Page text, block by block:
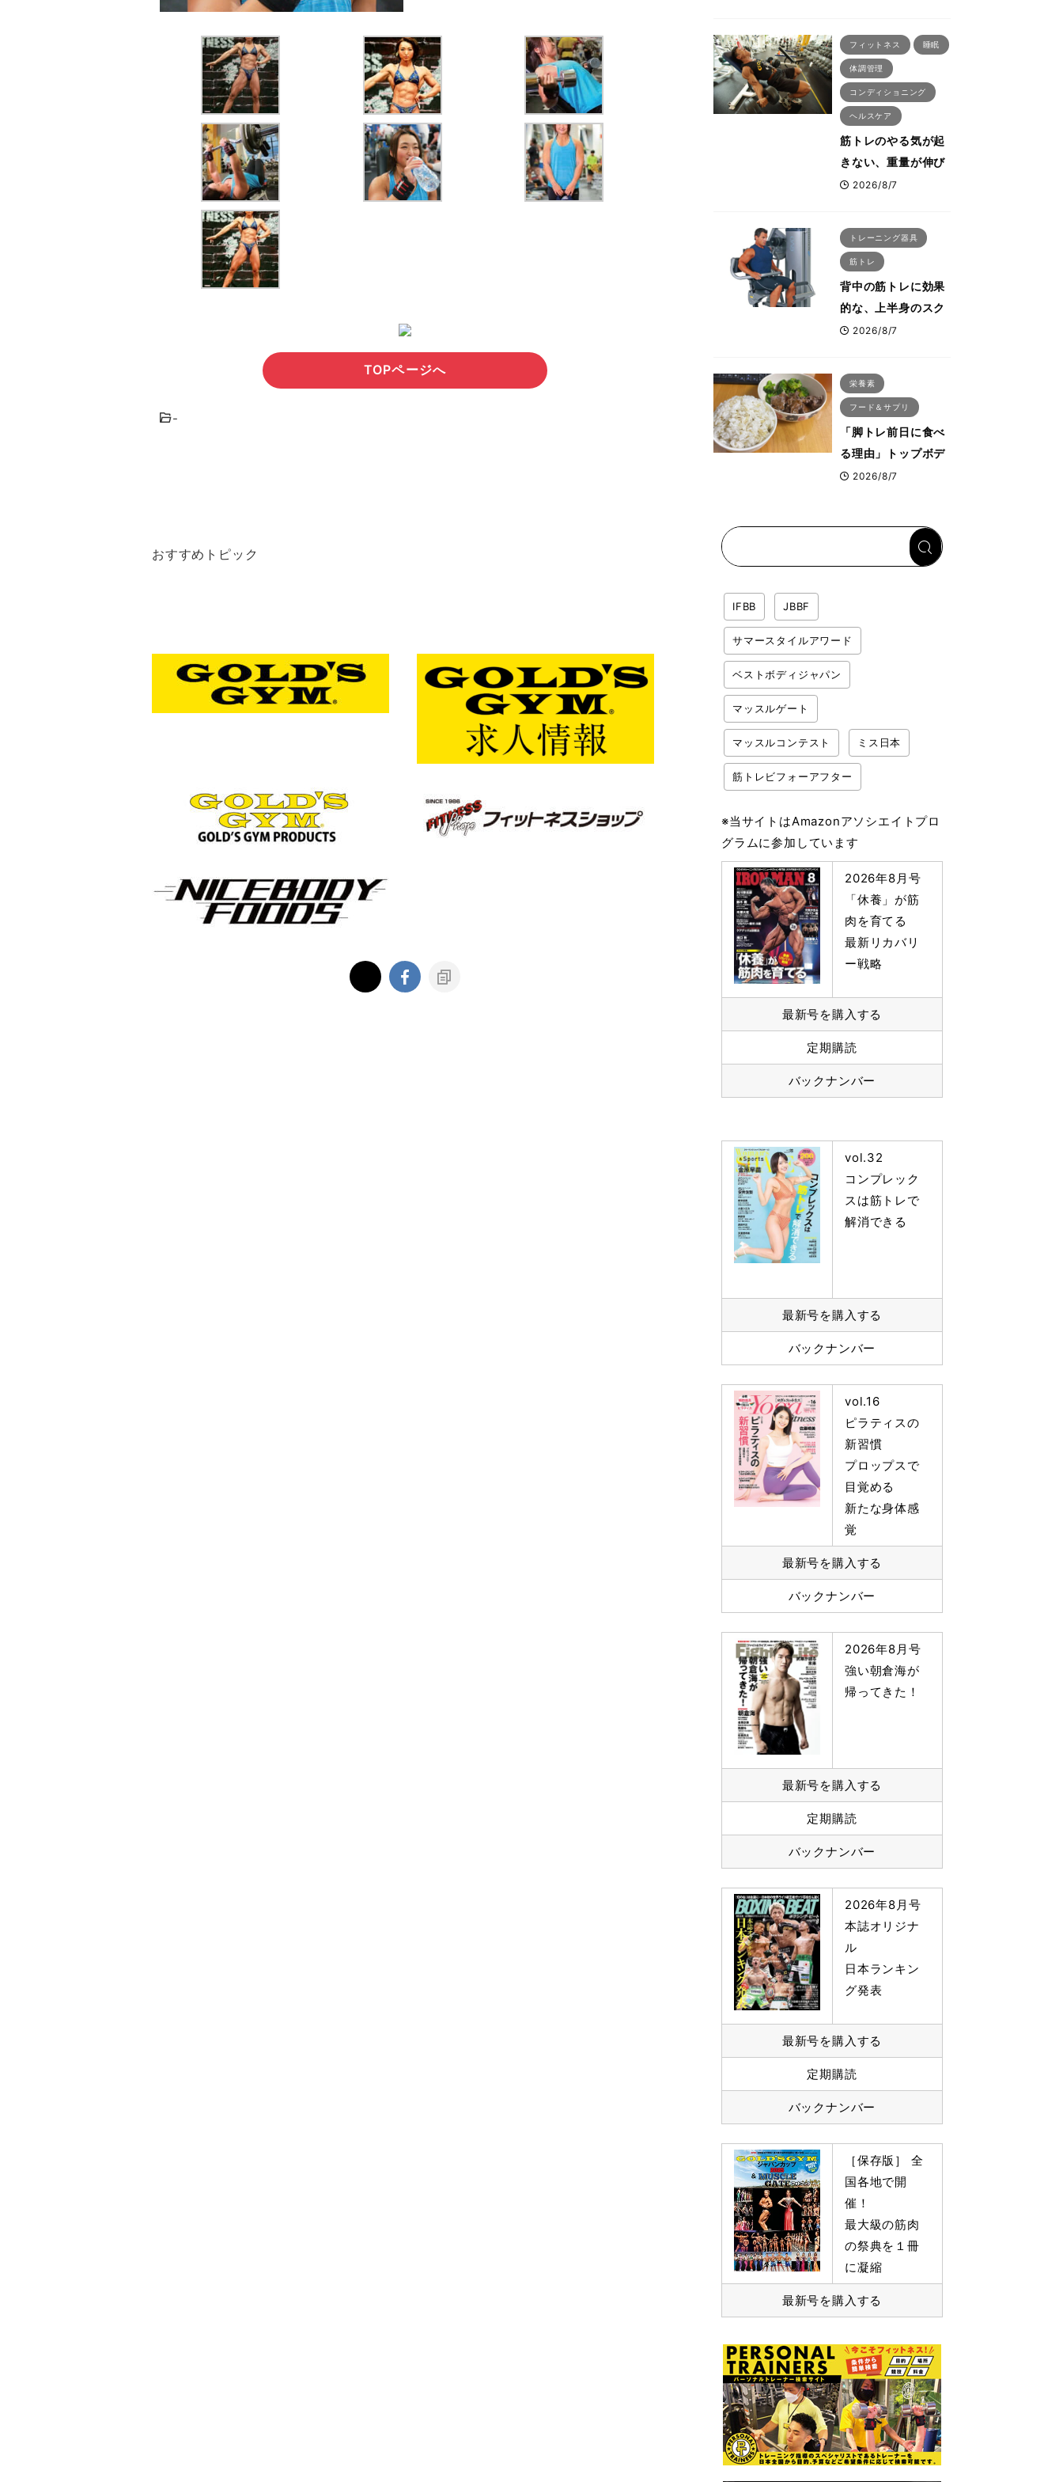
TOPページへ
-
おすすめトピック
る「回復習慣」
フィットネス 睡眠
体調管理
コンディショニング
ヘルスケア
筋トレのやる気が起
きない、重量が伸び
ない ボディビル世
える食事・睡眠・呼
吸の整え方
2026/8/7
トレーニング器具
筋トレ
背中の筋トレに効果
的な、上半身のスク
ワットとも言われた
ス・プルオーバーマ
シン”とは？
2026/8/7
栄養素
フード＆サプリ
「脚トレ前日に食べ
る理由」トップボデ
ィビルダーが愛用す
2026/8/7
IFBB JBBF
サマースタイルアワード
ベストボディジャパン
マッスルゲート
マッスルコンテスト ミス日本
筋トレビフォーアフター
※当サイトはAmazonアソシエイトプロ
グラムに参加しています
2026年8月号
「休養」が筋
肉を育てる
最新リカバリ
ー戦略
最新号を購入する
定期購読
バックナンバー
vol.32
コンプレック
スは筋トレで
解消できる
最新号を購入する
バックナンバー
vol.16
ピラティスの
新習慣
プロップスで
目覚める
新たな身体感
覚
最新号を購入する
バックナンバー
2026年8月号
強い朝倉海が
帰ってきた！
最新号を購入する
定期購読
バックナンバー
2026年8月号
本誌オリジナ
ル
日本ランキン
グ発表
最新号を購入する
定期購読
バックナンバー
［保存版］ 全
国各地で開
催！
最大級の筋肉
の祭典を１冊
に凝縮
最新号を購入する